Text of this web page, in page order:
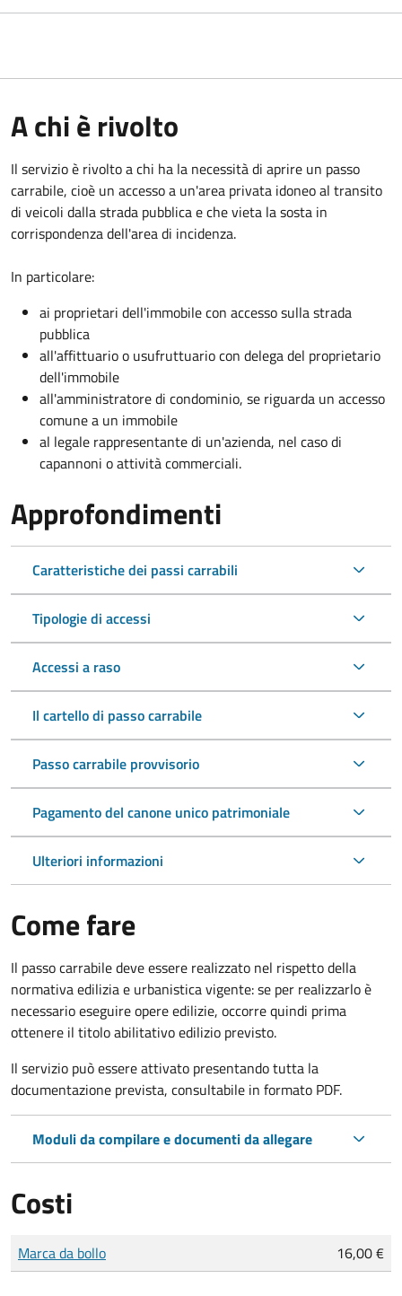
A chi è rivolto
Il servizio è rivolto a chi ha la necessità di aprire un passo
carrabile, cioè un accesso a un'area privata idoneo al transito
di veicoli dalla strada pubblica e che vieta la sosta in
corrispondenza dell'area di incidenza.
In particolare:
ai proprietari dell'immobile con accesso sulla strada
pubblica
all'affittuario o usufruttuario con delega del proprietario
dell'immobile
all'amministratore di condominio, se riguarda un accesso
comune a un immobile
al legale rappresentante di un'azienda, nel caso di
capannoni o attività commerciali.
Approfondimenti
Caratteristiche dei passi carrabili
Tipologie di accessi
Accessi a raso
Il cartello di passo carrabile
Passo carrabile provvisorio
Pagamento del canone unico patrimoniale
Ulteriori informazioni
Come fare
Il passo carrabile deve essere realizzato nel rispetto della
normativa edilizia e urbanistica vigente: se per realizzarlo è
necessario eseguire opere edilizie, occorre quindi prima
ottenere il titolo abilitativo edilizio previsto.
Il servizio può essere attivato presentando tutta la
documentazione prevista, consultabile in formato PDF.
Moduli da compilare e documenti da allegare
Costi
Tipo di pagamento
Importo
Marca da bollo 16,00 €